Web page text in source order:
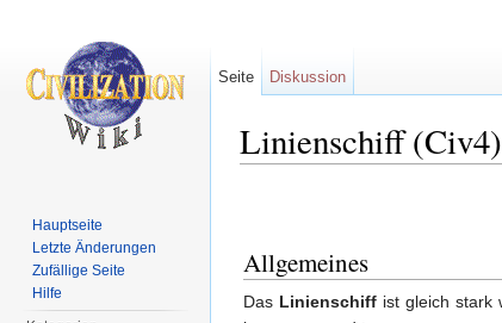
Linienschiff (Civ4)
Allgemeines
Das Linienschiffist gleich stark
Seite Diskussion
Hauptseite
Letzte Änderungen
Zufällige Seite
Hilfe